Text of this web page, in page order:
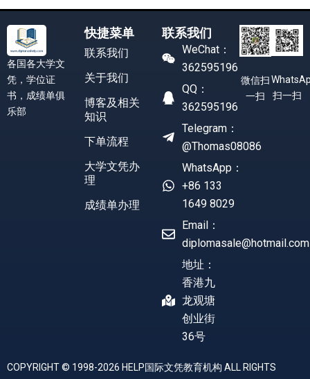
各国各大学文
凭，学位证
书，成绩单俱
乐部
快捷菜单
联系我们
关于我们
博客及相关
知识
下单流程
大学文凭办
理
成绩单办理
联系我们
WeChat：
362595196
QQ：
362595196
Telegram：
@Thomas08086
WhatsApp：
+86 133
1649 8029
Email：
diplomasale@hotmail.com
地址：
香港九
龙观塘
创业街
36号
微信扫
一扫
扫一扫
COPYRIGHT © 1998-2026 HELP国际文凭教育机构 ALL RIGHTS